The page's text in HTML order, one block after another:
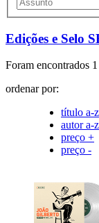
Edições e Selo
Foram encontrados
ordenar por:
título a-z
autor a-z
preço +
preço -